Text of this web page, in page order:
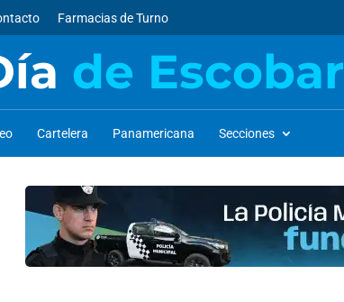
Farmacias de Turno
de Escobar
Cartelera Panamericana Secciones